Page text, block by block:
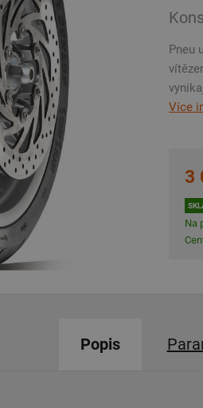
Pneu
Více
3
Na
Popis